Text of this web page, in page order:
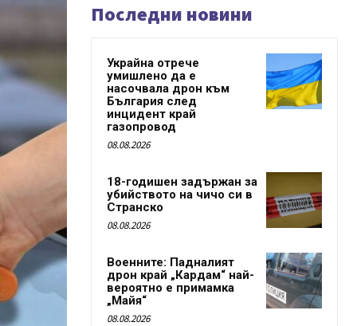
Последни новини
Украйна отрече
умишлено да е
насочвала дрон към
България след
инцидент край
газопровод
08.08.2026
18-годишен задържан за
убийството на чичо си в
Странско
08.08.2026
Военните: Падналият
дрон край „Кардам“ най-
вероятно е примамка
„Майя“
08.08.2026